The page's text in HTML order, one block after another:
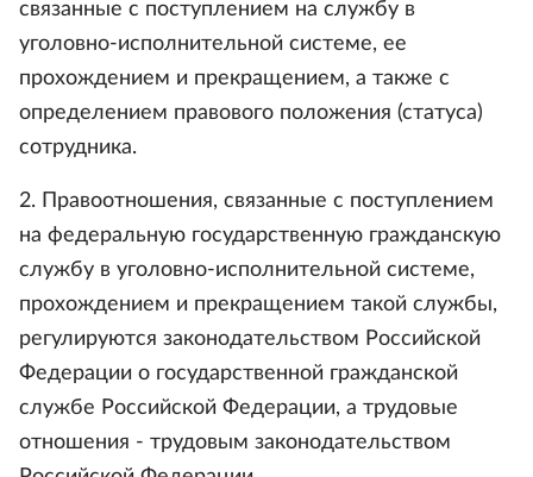
связанные с поступлением на службу в
уголовно-исполнительной системе, ее
прохождением и прекращением, а также с
определением правового положения (статуса)
сотрудника.
2. Правоотношения, связанные с поступлением
на федеральную государственную гражданскую
службу в уголовно-исполнительной системе,
прохождением и прекращением такой службы,
регулируются законодательством Российской
Федерации о государственной гражданской
службе Российской Федерации, а трудовые
отношения - трудовым законодательством